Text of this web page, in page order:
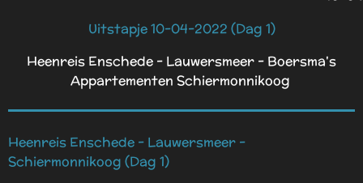
Uitstapje 10-04-2022 (Dag 1)
Heenreis Enschede - Lauwersmeer - Boersma's
Appartementen Schiermonnikoog
Heenreis Enschede - Lauwersmeer -
Schiermonnikoog (Dag 1)